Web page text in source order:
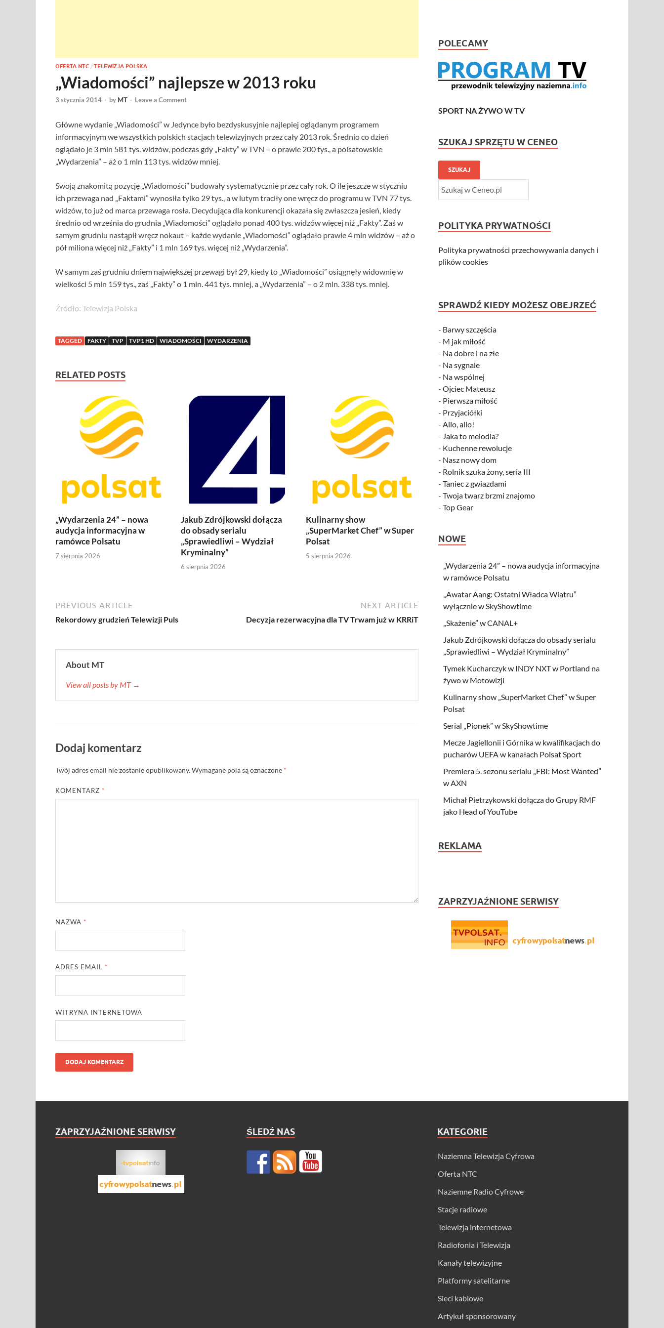
OFERTA NTC / TELEWIZJA POLSKA
„Wiadomości” najlepsze w 2013 roku
3 stycznia 2014 - by MT - Leave a Comment
Główne wydanie „Wiadomości” w Jedynce było bezdyskusyjnie najlepiej oglądanym programem
informacyjnym we wszystkich polskich stacjach telewizyjnych przez cały 2013 rok. Średnio co dzień
oglądało je 3 mln 581 tys. widzów, podczas gdy „Fakty” w TVN – o prawie 200 tys., a polsatowskie
„Wydarzenia” – aż o 1 mln 113 tys. widzów mniej.
Swoją znakomitą pozycję „Wiadomości” budowały systematycznie przez cały rok. O ile jeszcze w styczniu
ich przewaga nad „Faktami” wynosiła tylko 29 tys., a w lutym traciły one wręcz do programu w TVN 77 tys.
widzów, to już od marca przewaga rosła. Decydująca dla konkurencji okazała się zwłaszcza jesień, kiedy
średnio od września do grudnia „Wiadomości” oglądało ponad 400 tys. widzów więcej niż „Fakty”. Zaś w
samym grudniu nastąpił wręcz nokaut – każde wydanie „Wiadomości” oglądało prawie 4 mln widzów – aż o
pół miliona więcej niż „Fakty” i 1 mln 169 tys. więcej niż „Wydarzenia”.
W samym zaś grudniu dniem największej przewagi był 29, kiedy to „Wiadomości” osiągnęły widownię w
wielkości 5 mln 159 tys., zaś „Fakty” o 1 mln. 441 tys. mniej, a „Wydarzenia” – o 2 mln. 338 tys. mniej.
Źródło: Telewizja Polska
TAGGED FAKTY TVP TVP1 HD WIADOMOŚCI WYDARZENIA
RELATED POSTS
„Wydarzenia 24” – nowa
audycja informacyjna w
ramówce Polsatu
7 sierpnia 2026
Jakub Zdrójkowski dołącza
do obsady serialu
„Sprawiedliwi – Wydział
Kryminalny”
6 sierpnia 2026
Kulinarny show
„SuperMarket Chef” w Super
Polsat
5 sierpnia 2026
PREVIOUS ARTICLE
Rekordowy grudzień Telewizji Puls
NEXT ARTICLE
Decyzja rezerwacyjna dla TV Trwam już w KRRiT
About MT
View all posts by MT →
Dodaj komentarz
Twój adres email nie zostanie opublikowany.Wymagane pola są oznaczone *
KOMENTARZ *
NAZWA *
ADRES EMAIL *
WITRYNA INTERNETOWA
POLECAMY
SPORT NA ŻYWO W TV
SZUKAJ SPRZĘTU W CENEO
SZUKAJ
POLITYKA PRYWATNOŚCI
Polityka prywatności przechowywania danych i
plików cookies
SPRAWDŹ KIEDY MOŻESZ OBEJRZEĆ
- Barwy szczęścia
- M jak miłość
- Na dobre i na złe
- Na sygnale
- Na wspólnej
-Ojciec Mateusz
- Pierwsza miłość
- Przyjaciółki
-Allo, allo!
- Jaka to melodia?
- Kuchenne rewolucje
- Nasz nowy dom
- Rolnik szuka żony, seria III
-Taniec z gwiazdami
-Twoja twarz brzmi znajomo
-Top Gear
NOWE
„Wydarzenia 24” – nowa audycja informacyjna
w ramówce Polsatu
„Awatar Aang: Ostatni Władca Wiatru”
wyłącznie w SkyShowtime
„Skażenie” w CANAL+
Jakub Zdrójkowski dołącza do obsady serialu
„Sprawiedliwi – Wydział Kryminalny”
Tymek Kucharczyk w INDY NXT w Portland na
żywo w Motowizji
Kulinarny show „SuperMarket Chef” w Super
Polsat
Serial „Pionek” w SkyShowtime
Mecze Jagiellonii i Górnika w kwalifikacjach do
pucharów UEFA w kanałach Polsat Sport
Premiera 5. sezonu serialu „FBI: Most Wanted”
w AXN
Michał Pietrzykowski dołącza do Grupy RMF
jako Head of YouTube
REKLAMA
ZAPRZYJAŹNIONE SERWISY
ZAPRZYJAŹNIONE SERWISY ŚLEDŹ NAS KATEGORIE
Naziemna Telewizja Cyfrowa
Oferta NTC
Naziemne Radio Cyfrowe
Stacje radiowe
Telewizja internetowa
Radiofonia i Telewizja
Kanały telewizyjne
Platformy satelitarne
Sieci kablowe
Artykuł sponsorowany